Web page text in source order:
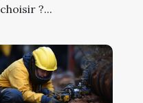
choisir ?...